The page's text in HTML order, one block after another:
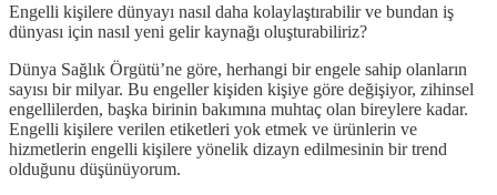
Engelli kişilere dünyayı nasıl daha kolaylaştırabilir ve bundan iş
dünyası için nasıl yeni gelir kaynağı oluşturabiliriz?
Dünya Sağlık Örgütü’ne göre, herhangi bir engele sahip olanların
sayısı bir milyar. Bu engeller kişiden kişiye göre değişiyor, zihinsel
engellilerden, başka birinin bakımına muhtaç olan bireylere kadar.
Engelli kişilere verilen etiketleri yok etmek ve ürünlerin ve
hizmetlerin engelli kişilere yönelik dizayn edilmesinin bir trend
olduğunu düşünüyorum.